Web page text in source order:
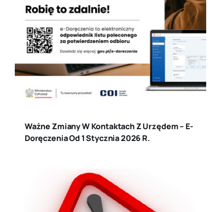
Ważne Zmiany W Kontaktach Z Urzędem – E-
Doręczenia Od 1 Stycznia 2026 R.